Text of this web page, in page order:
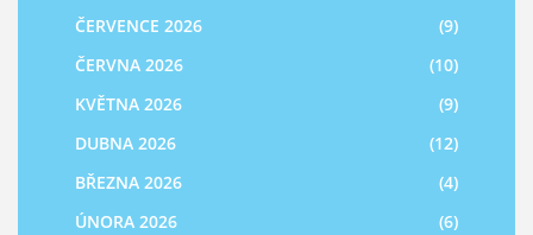
ČERVENCE 2026
(9)
ČERVNA 2026
(10)
KVĚTNA 2026
(9)
DUBNA 2026
(12)
BŘEZNA 2026
(4)
ÚNORA 2026
(6)